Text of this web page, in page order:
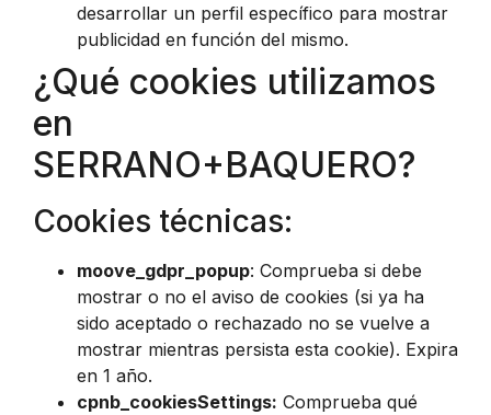
desarrollar un perfil específico para mostrar
publicidad en función del mismo.
¿Qué cookies utilizamos
en
SERRANO+BAQUERO?
Cookies técnicas:
moove_gdpr_popup: Comprueba si debe
mostrar o no el aviso de cookies (si ya ha
sido aceptado o rechazado no se vuelve a
mostrar mientras persista esta cookie). Expira
en 1 año.
cpnb_cookiesSettings: Comprueba qué